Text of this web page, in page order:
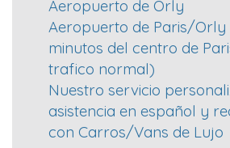
Aeropuerto de Orly
Aeropuerto de Paris/
minutos del centro de
trafico normal)
Nuestro servicio
asistencia en español y
con Carros/Vans de Lujo